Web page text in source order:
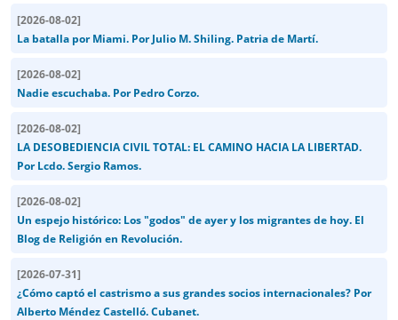
[2026-08-02]
La batalla por Miami. Por Julio M. Shiling. Patria de Martí.
[2026-08-02]
Nadie escuchaba. Por Pedro Corzo.
[2026-08-02]
LA DESOBEDIENCIA CIVIL TOTAL: EL CAMINO HACIA LA LIBERTAD.
Por Lcdo. Sergio Ramos.
[2026-08-02]
Un espejo histórico: Los "godos" de ayer y los migrantes de hoy. El
Blog de Religión en Revolución.
[2026-07-31]
¿Cómo captó el castrismo a sus grandes socios internacionales? Por
Alberto Méndez Castelló. Cubanet.